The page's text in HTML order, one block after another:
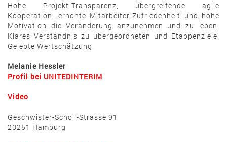
Hohe Projekt-Transparenz, übergreifende agile
Kooperation, erhöhte Mitarbeiter-Zufriedenheit und hohe
Motivation die Veränderung anzunehmen und zu leben.
Klares Verständnis zu übergeordneten und Etappenziele.
Gelebte Wertschätzung.
Melanie Hessler
Profil bei UNITEDINTERIM
Video
Geschwister-Scholl-Strasse 91
20251 Hamburg